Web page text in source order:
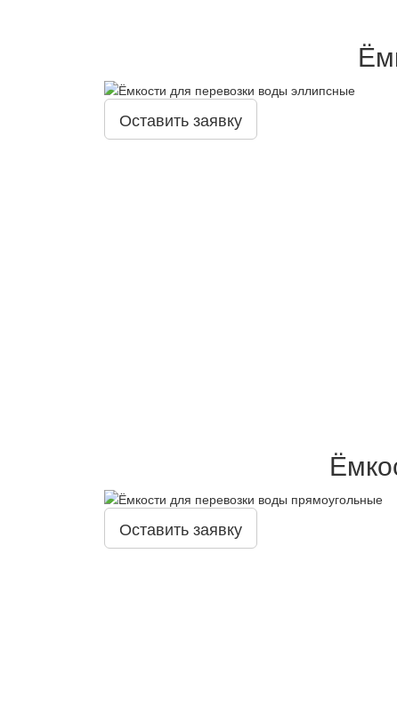
Оставить заявку
Оставить заявку